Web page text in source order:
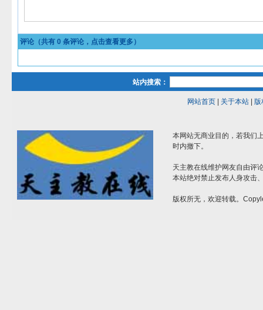
评论（共有 0 条评论，点击查看更多）
站内搜索：
网站首页| 关于本站| 版
本网站无商业目的，若我们
时内撤下。
天主教在线维护网友自由评
本站绝对禁止发布人身攻击
版权所无，欢迎转载。